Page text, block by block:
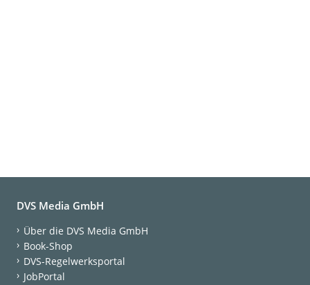
DVS Media GmbH
Über die DVS Media GmbH
Book-Shop
DVS-Regelwerksportal
JobPortal